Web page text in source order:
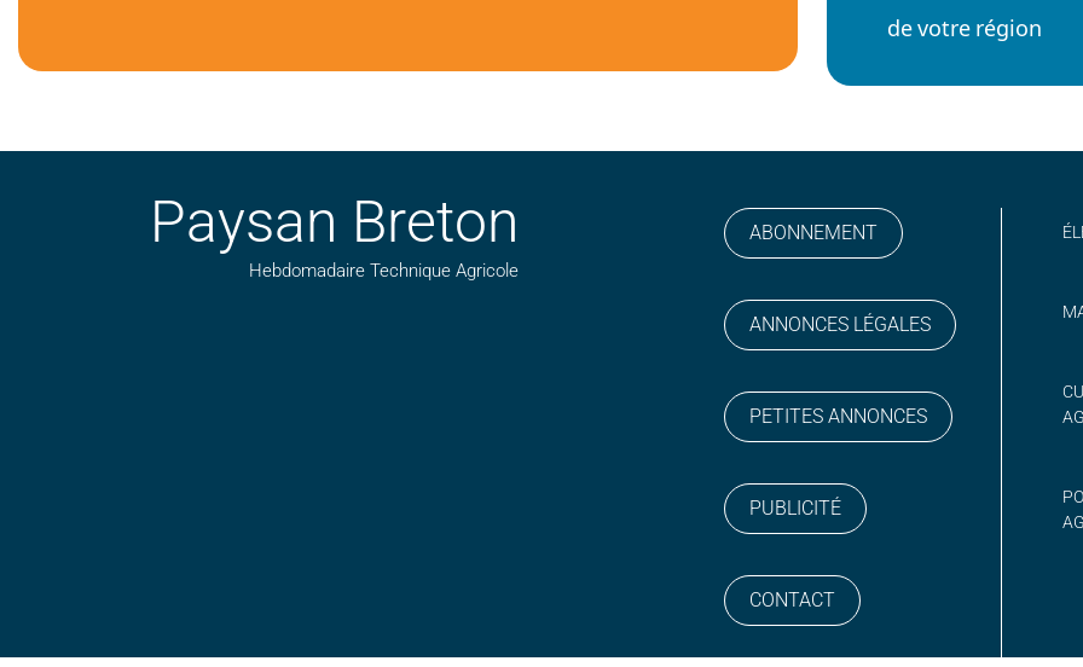
de votre région
Paysan Breton
Hebdomadaire Technique Agricole
ABONNEMENT
ANNONCES LÉGALES
PETITES ANNONCES
PUBLICITÉ
CONTACT